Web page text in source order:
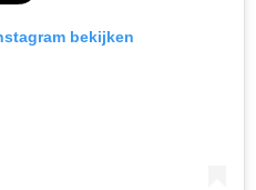
bekijken